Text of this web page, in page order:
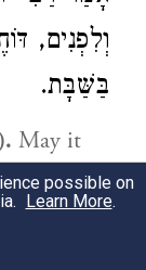
וְלִפְנִים,
בַּשַּׁבָּת.
May it
one
who has
possible on
Learn More.